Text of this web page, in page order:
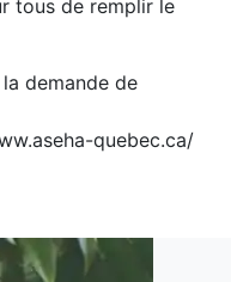
tous de remplir le
demande de
quebec.ca/